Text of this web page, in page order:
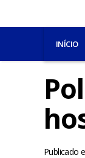
INÍCIO
Publicado